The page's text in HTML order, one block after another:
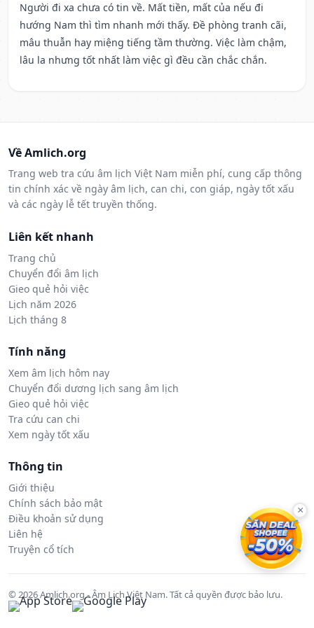
Người đi xa chưa có tin về. Mất tiền, mất của nếu đi
hướng Nam thì tìm nhanh mới thấy. Đề phòng tranh cãi,
mâu thuẫn hay miệng tiếng tầm thường. Việc làm chậm,
lâu la nhưng tốt nhất làm việc gì đều cần chắc chắn.
Về Amlich.org
Trang web tra cứu âm lịch Việt Nam miễn phí, cung cấp thông
tin chính xác về ngày âm lịch, can chi, con giáp, ngày tốt xấu
và các ngày lễ tết truyền thống.
Liên kết nhanh
Trang chủ
Chuyển đổi âm lịch
Gieo quẻ hỏi việc
Lịch năm 2026
Lịch tháng 8
Tính năng
Xem âm lịch hôm nay
Chuyển đổi dương lịch sang âm lịch
Gieo quẻ hỏi việc
Tra cứu can chi
Xem ngày tốt xấu
Thông tin
Giới thiệu
Chính sách bảo mật
Điều khoản sử dụng
Liên hệ
Truyện cổ tích
© 2026 Amlich.org - Âm Lịch Việt Nam. Tất cả quyền được bảo lưu.
×